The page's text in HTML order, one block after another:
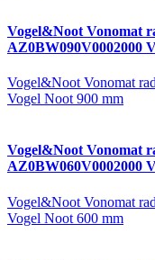
Vogel&Noot Vonomat
AZ0BW090V0002000
Vogel&Noot Vonomat
Vogel Noot 900 mm
Vogel&Noot Vonomat
AZ0BW060V0002000
Vogel&Noot Vonomat
Vogel Noot 600 mm